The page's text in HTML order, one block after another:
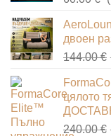
двоен
144.00€
цялото
240.00€